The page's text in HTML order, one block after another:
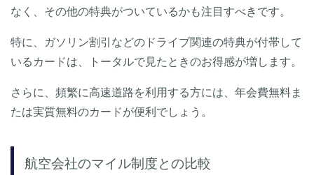
なく、その他の特典がついているかも注目すべきです。
特に、ガソリン割引などのドライブ関連の特典が付帯して
いるカードは、トータルで見たときのお得感が増します。
さらに、頻繁に高速道路を利用する方には、年会費無料ま
たは実質無料のカードが便利でしょう。
航空会社のマイル制度との比較